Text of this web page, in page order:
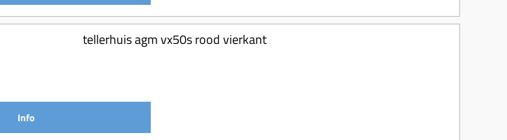
tellerhuis agm vx50s rood vierkant
Info